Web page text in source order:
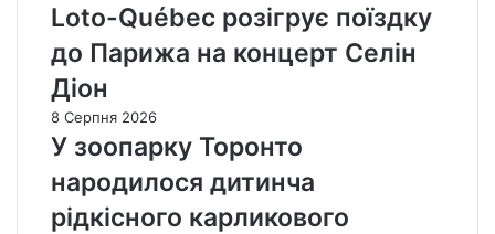
Loto-Québec розігрує поїздку
до Парижа на концерт Селін
Діон
8 Серпня 2026
У зоопарку Торонто
народилося дитинча
рідкісного карликового